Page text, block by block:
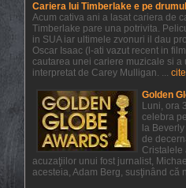
Cariera lui Timberlake e pe
Acum cativa ani a lasat cariera de
Timberlake pare una potrivita.
in SUA iar ultimele zvonuri il dau
Oscar Isaac (l-ati vazut recent in
cautarea unei cariere muzicale si
interpretat de Carey Mulligan. ...
Golden
Luni, ora
celebra
la
de
Cristalele
acuzaţiilor unui fost jurnalist,
acesteia, Adam Berg, susţinând că